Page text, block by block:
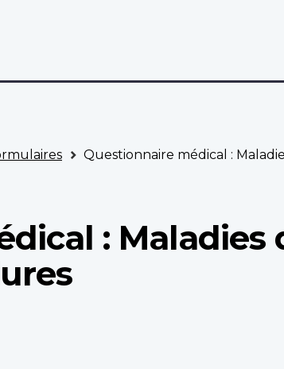
Questionnaire médical :
: Maladies